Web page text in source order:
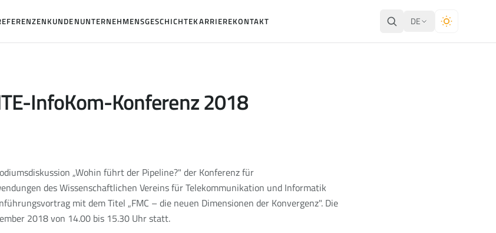
KUNDENUNTERNEHMENSGESCHICHTEKARRIEREKONTAKT DE
InfoKom-Konferenz 2018
„Wohin führt der Pipeline?" der Konferenz für
des Wissenschaftlichen Vereins für Telekommunikation und Informatik
mit dem Titel „FMC – die neuen Dimensionen der Konvergenz". Die
2018 von 14.00 bis 15.30 Uhr statt.